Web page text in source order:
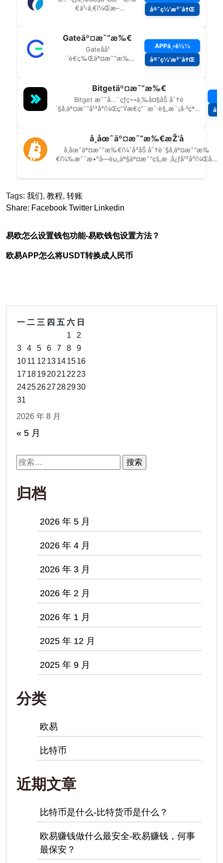
Tags: 我们, 教程, 转账
Share: Facebook Twitter Linkedin
易欧怎么设置钱包功能-易欧钱包设置方法？
欧易APP怎么将USDT转换成人民币
2026 年 8 月
一 二 三 四 五 六 日
1
2
3
4 5 6 7 8
9
1011 12 13141516
17 18192021 22 23
24252627 282930
31
« 5 月
搜
索：
归档
2026 年 5 月
2026 年 4 月
2026 年 3 月
2026 年 2 月
2026 年 1 月
2025 年 12 月
2025 年 9 月
分类
欧易
比特币
近期文章
比特币是什么-比特货币是什么？
欧易赚钱做什么最安全-欧易赚钱，何事
最保安？